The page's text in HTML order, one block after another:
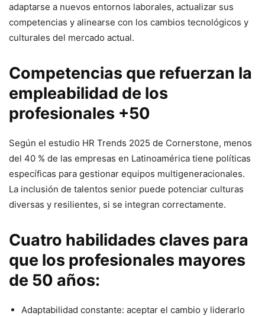
adaptarse a nuevos entornos laborales, actualizar sus
competencias y alinearse con los cambios tecnológicos y
culturales del mercado actual.
Competencias que refuerzan la
empleabilidad de los
profesionales +50
Según el estudio HR Trends 2025 de Cornerstone, menos
del 40 % de las empresas en Latinoamérica tiene políticas
específicas para gestionar equipos multigeneracionales.
La inclusión de talentos senior puede potenciar culturas
diversas y resilientes, si se integran correctamente.
Cuatro habilidades claves para
que los profesionales mayores
de 50 años:
Adaptabilidad constante: aceptar el cambio y liderarlo